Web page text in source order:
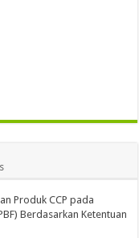
Produk CCP pada
Berdasarkan Ketentuan